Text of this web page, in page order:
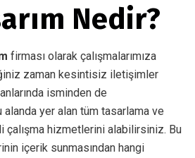
Nedir?
firması olarak çalışmalarımıza
zaman kesintisiz iletişimler
isminden de
yer alan tüm tasarlama ve
çalışma hizmetlerini alabilirsiniz. Bu
içerik sunmasından hangi